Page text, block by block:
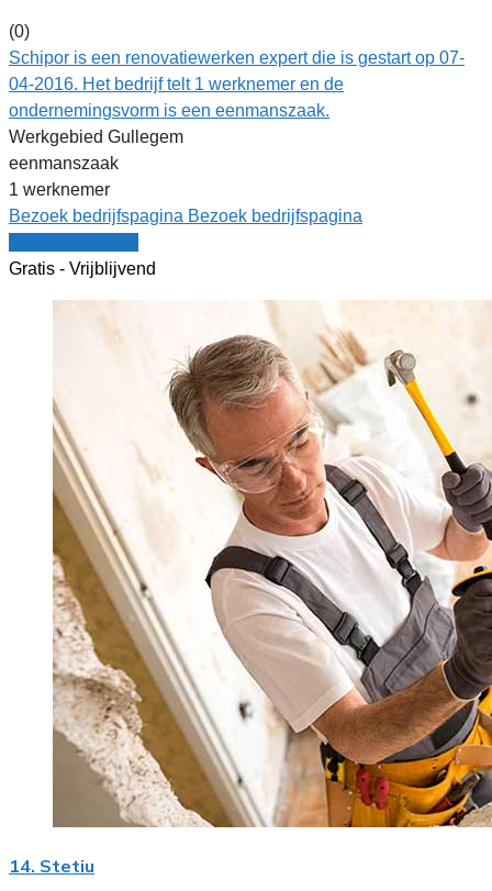
(0)
Schipor is een renovatiewerken expert die is gestart op 07-
04-2016. Het bedrijf telt 1 werknemer en de
ondernemingsvorm is een eenmanszaak.
Werkgebied Gullegem
eenmanszaak
1 werknemer
Bezoek bedrijfspagina Bezoek bedrijfspagina
Gratis - Vrijblijvend
14. Stetiu